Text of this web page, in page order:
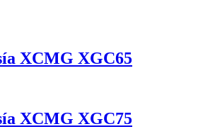
XCMG XGC65
XCMG XGC75